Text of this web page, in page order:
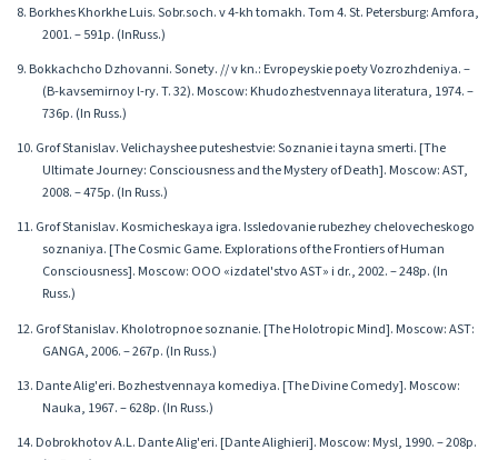
8. Borkhes Khorkhe Luis. Sobr.soch. v 4-kh tomakh. Tom 4. St. Petersburg: Amfora,
2001. – 591p. (InRuss.)
9. Bokkachcho Dzhovanni. Sonety. // v kn.: Evropeyskie poety Vozrozhdeniya. –
(B-kavsemirnoy l-ry. T. 32). Moscow: Khudozhestvennaya literatura, 1974. –
736p. (In Russ.)
10. Grof Stanislav. Velichayshee puteshestvie: Soznanie i tayna smerti. [The
Ultimate Journey: Consciousness and the Mystery of Death]. Moscow: AST,
2008. – 475p. (In Russ.)
11. Grof Stanislav. Kosmicheskaya igra. Issledovanie rubezhey chelovecheskogo
soznaniya. [The Cosmic Game. Explorations of the Frontiers of Human
Consciousness]. Moscow: OOO «izdatel'stvo AST» i dr., 2002. – 248p. (In
Russ.)
12. Grof Stanislav. Kholotropnoe soznanie. [The Holotropic Mind]. Moscow: AST:
GANGA, 2006. – 267p. (In Russ.)
13. Dante Alig'eri. Bozhestvennaya komediya. [The Divine Comedy]. Moscow:
Nauka, 1967. – 628p. (In Russ.)
14. Dobrokhotov A.L. Dante Alig'eri. [Dante Alighieri]. Moscow: Mysl, 1990. – 208p.